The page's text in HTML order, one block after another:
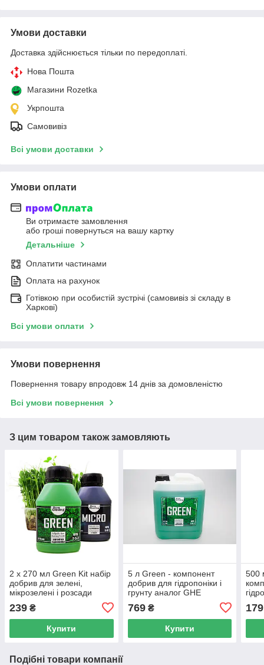
Умови доставки
Доставка здійснюється тільки по передоплаті.
Нова Пошта
Магазини Rozetka
Укрпошта
Самовивіз
Всі умови доставки
Умови оплати
Ви отримаєте замовлення
або гроші повернуться на вашу картку
Детальніше
Оплатити частинами
Оплата на рахунок
Готівкою при особистій зустрічі (самовивіз зі складу в
Харкові)
Всі умови оплати
Умови повернення
Повернення товару впродовж 14 днів за домовленістю
Всі умови повернення
З цим товаром також замовляють
2 х 270 мл Green Kit набір
добрив для зелені,
мікрозелені і розсади
239 ₴
Купити
5 л Green - компонент
добрив для гідропоніки і
грунту аналог GHE
769₴
Купити
500
179
Подібні товари компанії